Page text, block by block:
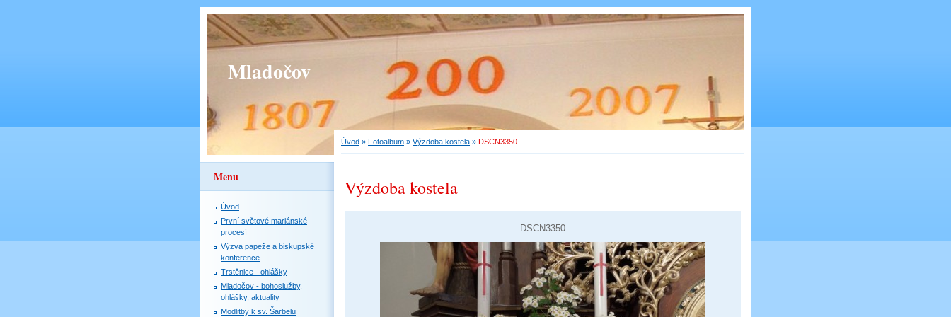
Mladočov
Úvod » Fotoalbum » Výzdoba kostela » DSCN3350
Výzdoba kostela
DSCN3350
Menu
Úvod
První světové mariánské
procesí
Výzva papeže a biskupské
konference
Trstěnice - ohlášky
Mladočov - bohoslužby,
ohlášky, aktuality
Modlitby k sv. Šarbelu